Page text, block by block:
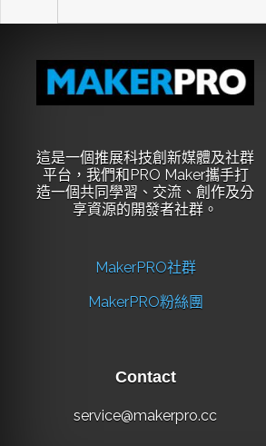
這是一個推展科技創新媒體及社群
平台，我們和PRO Maker攜手打
造一個共同學習、交流、創作及分
享資源的開發者社群。
MakerPRO社群
MakerPRO粉絲團
Contact
service@makerpro.cc